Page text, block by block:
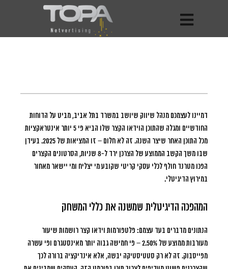
דמיינו לעצמכם מנהל שיווק שיושב במשרד בתל אביב, מביט על הדוחות
החודשיים ומגלה שהתוכן הוידאו הקצר שלו הביא פי 5 יותר אינטראקציות
מכל התוכן האחר שיצר השנה.
זה לא חלום – זו המציאות של 2025. בעידן
שבו משך הקשב הממוצע של הצרכן ירד ל-8 שניות, הסרטונים הקצרים
הפכו מטרנד חולף לכלי עסקי קריטי שקובע מי יצליח ומי יישאר מאחור
במירוץ הדיגיטלי.
המהפכה הדיגיטלית שמשנה את כללי המשחק
הנתונים מדברים בעד עצמם: פלטפורמות וידאו קצר רושמות שיעור
מעורבות ממוצע של 2.50%– פי חמישה גבוה יותר מאינסטגרם ופי עשרה
מפייסבוק. זה לא רק סטטיסטיקה יבשה, אלא אינדיקציה ברורה לכך